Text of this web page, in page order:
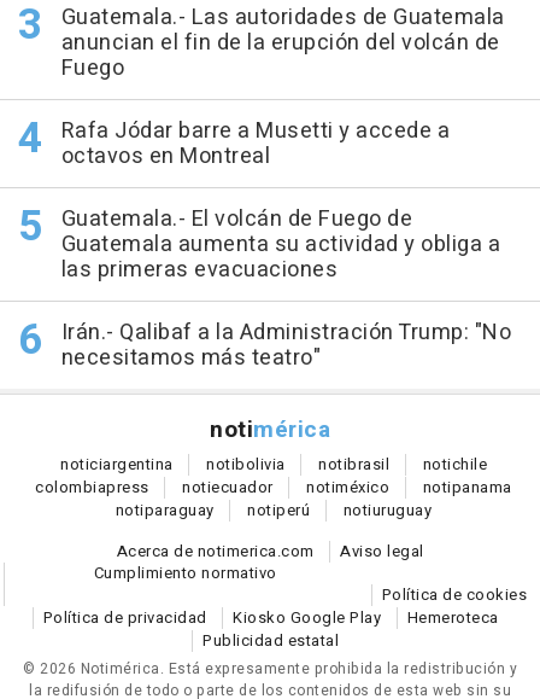
Guatemala.- Las autoridades de Guatemala
anuncian el fin de la erupción del volcán de
Fuego
Rafa Jódar barre a Musetti y accede a
octavos en Montreal
Guatemala.- El volcán de Fuego de
Guatemala aumenta su actividad y obliga a
las primeras evacuaciones
Irán.- Qalibaf a la Administración Trump: "No
necesitamos más teatro"
notimérica
noticiargentina notibolivia notibrasil notichile
colombiapress notiecuador notiméxico notipanama
notiparaguay notiperú notiuruguay
Acerca de notimerica.com
Aviso legal
Cumplimiento normativo
Política de cookies
Política de privacidad
Kiosko Google Play
Hemeroteca
Publicidad estatal
© 2026 Notimérica. Está expresamente prohibida la redistribución y
la redifusión de todo o parte de los contenidos de esta web sin su